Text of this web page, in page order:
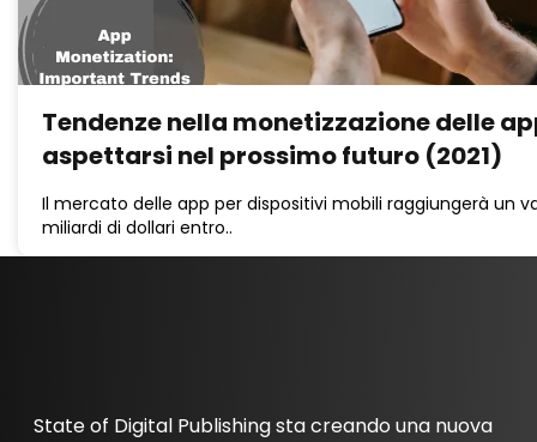
Tendenze nella monetizzazione delle
aspettarsi nel prossimo futuro (2021)
Il mercato delle app per dispositivi mobili raggiungerà un
miliardi di dollari entro..
State of Digital Publishing sta creando una nuova